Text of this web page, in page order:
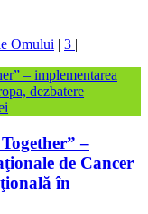
Omului | 3 |
–
de Cancer
în